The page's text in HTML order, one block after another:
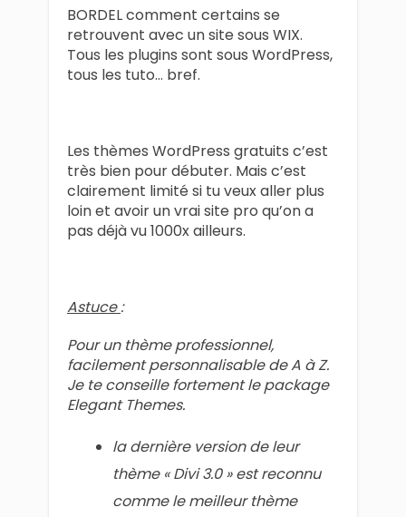
BORDEL comment certains se
retrouvent avec un site sous WIX.
Tous les plugins sont sous WordPress,
tous les tuto… bref.
Les thèmes WordPress gratuits c’est
très bien pour débuter. Mais c’est
clairement limité si tu veux aller plus
loin et avoir un vrai site pro qu’on a
pas déjà vu 1000x ailleurs.
Astuce:
Pour un thème professionnel,
facilement personnalisable de A à Z.
Je te conseille fortement le package
Elegant Themes.
la dernière version de leur
thème « Divi 3.0 » est reconnu
comme le meilleur thème